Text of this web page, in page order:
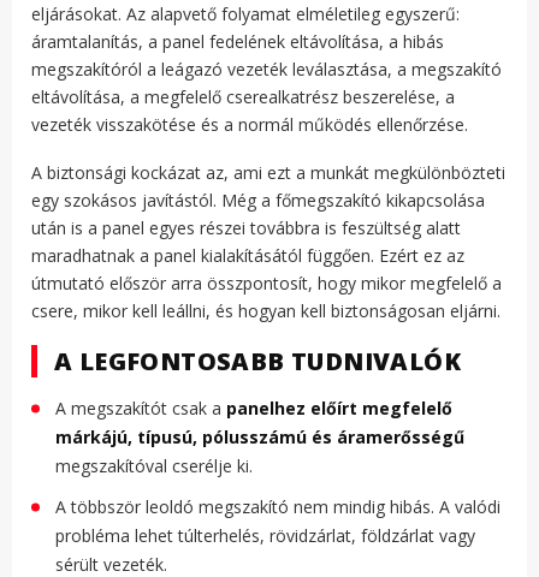
eljárásokat. Az alapvető folyamat elméletileg egyszerű:
áramtalanítás, a panel fedelének eltávolítása, a hibás
megszakítóról a leágazó vezeték leválasztása, a megszakító
eltávolítása, a megfelelő cserealkatrész beszerelése, a
vezeték visszakötése és a normál működés ellenőrzése.
A biztonsági kockázat az, ami ezt a munkát megkülönbözteti
egy szokásos javítástól. Még a főmegszakító kikapcsolása
után is a panel egyes részei továbbra is feszültség alatt
maradhatnak a panel kialakításától függően. Ezért ez az
útmutató először arra összpontosít, hogy mikor megfelelő a
csere, mikor kell leállni, és hogyan kell biztonságosan eljárni.
A LEGFONTOSABB TUDNIVALÓK
A megszakítót csak a panelhez előírt megfelelő
márkájú, típusú, pólusszámú és áramerősségű
megszakítóval cserélje ki.
A többször leoldó megszakító nem mindig hibás. A valódi
probléma lehet túlterhelés, rövidzárlat, földzárlat vagy
sérült vezeték.